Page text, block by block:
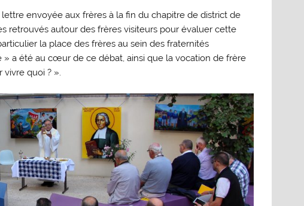
envoyée aux frères à la fin du chapitre de district de
retrouvés autour des frères visiteurs pour évaluer cette
la place des frères au sein des fraternités
a été au cœur de ce débat, ainsi que la vocation de frère
quoi ? ».